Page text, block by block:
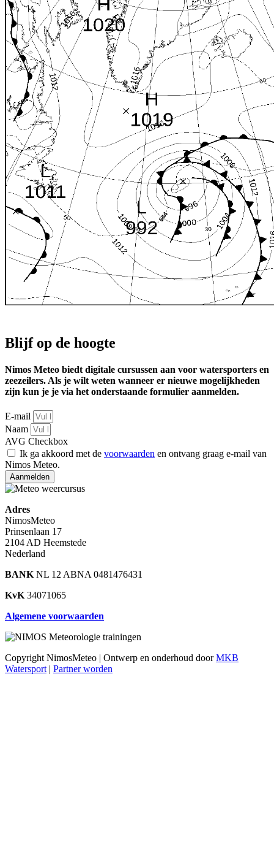
Blijf op de hoogte
Nimos Meteo biedt digitale cursussen aan voor watersporters en
zeezeilers. Als je wilt weten wanneer er nieuwe mogelijkheden
zijn kun je je via het onderstaande formulier aanmelden.
E-mail
Naam
AVG Checkbox
Ik ga akkoord met de voorwaarden en ontvang graag e-mail van
Nimos Meteo.
Aanmelden
Adres
NimosMeteo
Prinsenlaan 17
2104 AD Heemstede
Nederland
BANK NL 12 ABNA 0481476431
KvK 34071065
Algemene voorwaarden
Copyright NimosMeteo | Ontwerp en onderhoud doorMKB
Watersport | Partner worden